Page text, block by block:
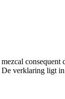
verklaring ligt